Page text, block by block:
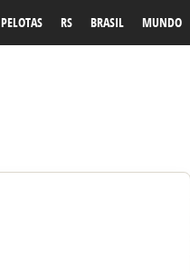
PELOTAS RS BRASIL MUNDO